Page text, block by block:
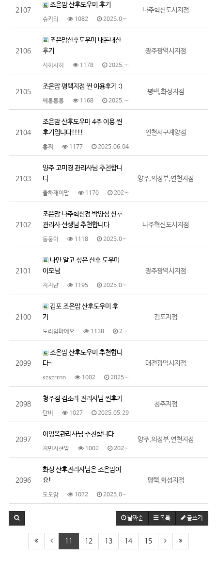
2107
조은맘 산후도우미 후기
슈키티 1082 2025.06.09
나주혁신도시지점
2106
조은맘산후도우미 내돈내산
후기
시히시히 1178 2025.06.09
광주광역시지점
2105
조은맘 평택지점 찐 이용후기 :)
쎄롱롱롱 1168 2025.06.05
평택,화성지점
2104
조은맘 산후도우미 4주 이용 찐
후기입니다!!!!
홍찌 1177 2025.06.04
인천서구계양점
2103
양주 고미경 관리사님 추천합니
다
율하재이맘 1170 2025.05.30
양주,의정부,연천지점
2102
조은맘 나주혁신점 박양심 산후
관리사 선생님 추천합니다
둥둥이 1118 2025.05.30
나주혁신도시지점
2101
나만 알고 싶은 산후 도우미
이모님
지지냔 1195 2025.05.29
광주광역시지점
2100
김포 조은맘 산후도우미 후
기
토리엄마에오 1138 2025.05.29
김포지점
2099
조은맘 산후도우미 추천합니
다~
szszrrnn 1002 2025.05.29
대전광역시지점
2098
청주점 김소라 관리사님 찐후기
단비 1027 2025.05.29
청주지점
2097
이영옥관리사님 추천합니다
지민지현맘 1002 2025.05.28
양주,의정부,연천지점
2096
화성 산후관리사님은 조은맘이
요!
도도맘 1072 2025.05.28
평택,화성지점
날짜순 목록 글쓰기
11 12 13 14 15